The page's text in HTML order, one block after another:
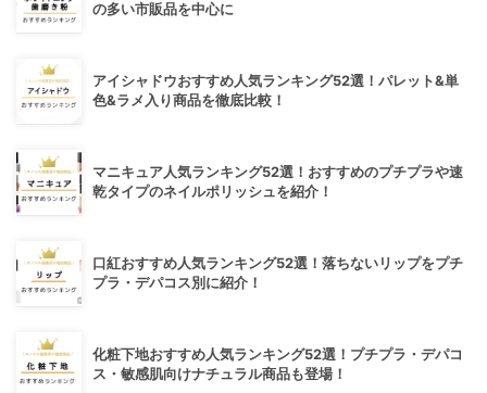
の多い市販品を中心に
アイシャドウおすすめ人気ランキング52選！パレット&単
色&ラメ入り商品を徹底比較！
マニキュア人気ランキング52選！おすすめのプチプラや速
乾タイプのネイルポリッシュを紹介！
口紅おすすめ人気ランキング52選！落ちないリップをプチ
プラ・デパコス別に紹介！
化粧下地おすすめ人気ランキング52選！プチプラ・デパコ
ス・敏感肌向けナチュラル商品も登場！